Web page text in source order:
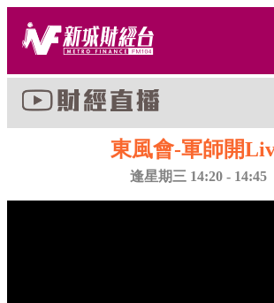
東風會-軍師開
逢星期三 14:20 - 14:45